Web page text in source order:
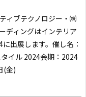
ィブテクノロジー・㈱
ディングはインテリア
出展します。 催し名：
イル 2024会期：2024
(金)